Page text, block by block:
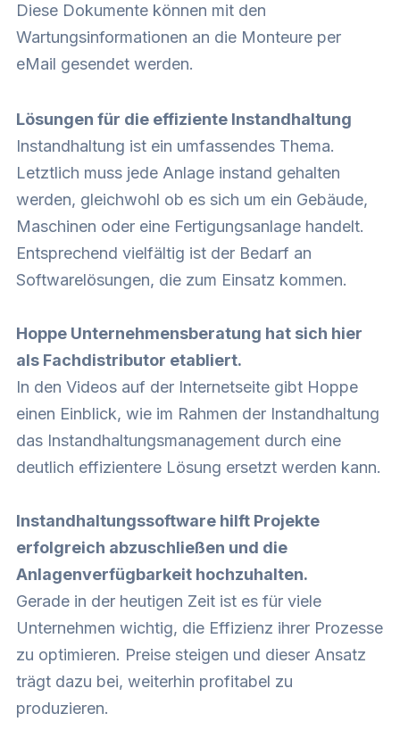
Diese Dokumente können mit den
Wartungsinformationen an die Monteure per
eMail gesendet werden.
Lösungen für die effiziente Instandhaltung
Instandhaltung ist ein umfassendes Thema.
Letztlich muss jede Anlage instand gehalten
werden, gleichwohl ob es sich um ein Gebäude,
Maschinen oder eine Fertigungsanlage handelt.
Entsprechend vielfältig ist der Bedarf an
Softwarelösungen, die zum Einsatz kommen.
Hoppe Unternehmensberatung hat sich hier
als Fachdistributor etabliert.
In den Videos auf der Internetseite gibt Hoppe
einen Einblick, wie im Rahmen der Instandhaltung
das Instandhaltungsmanagement durch eine
deutlich effizientere Lösung ersetzt werden kann.
Instandhaltungssoftware hilft Projekte
erfolgreich abzuschließen und die
Anlagenverfügbarkeit hochzuhalten.
Gerade in der heutigen Zeit ist es für viele
Unternehmen wichtig, die Effizienz ihrer Prozesse
zu optimieren. Preise steigen und dieser Ansatz
trägt dazu bei, weiterhin profitabel zu
produzieren.